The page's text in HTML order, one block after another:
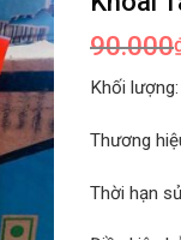
90.000
Khối lượng:
Thương
Thời hạn